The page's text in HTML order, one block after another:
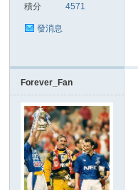
頓
積分 4571
發消息
Forever_Fan